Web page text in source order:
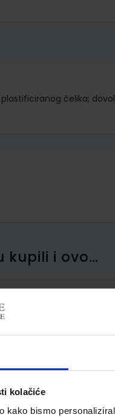
kolačiće
kako bismo
čelika;
kupili i ovo…
crveni Wedo 14,0 x 12,0